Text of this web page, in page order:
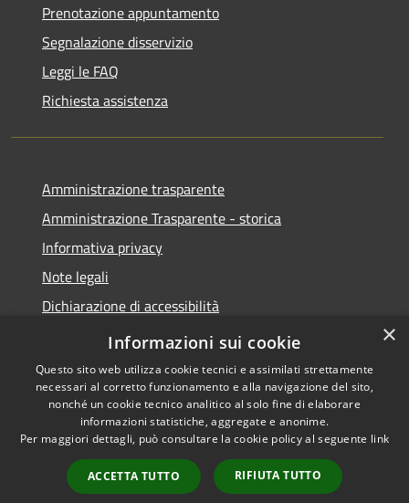
Prenotazione appuntamento
Segnalazione disservizio
Leggi le FAQ
Richiesta assistenza
Amministrazione trasparente
Amministrazione Trasparente - storica
Informativa privacy
Note legali
Dichiarazione di accessibilità
Obiettivi di accessibilità
Accessibilità
Copyright © 2026 • Comune di
Roccabianca • Powered by
Municipium•
Accesso
redazione
×
Informazioni sui cookie
Questo sito web utilizza cookie tecnici e assimilati strettamente
necessari al corretto funzionamento e alla navigazione del sito,
nonché un cookie tecnico analitico al solo fine di elaborare
informazioni statistiche, aggregate e anonime.
Per maggiori dettagli, può consultare la cookie policy al seguente link
ACCETTA TUTTO RIFIUTA TUTTO